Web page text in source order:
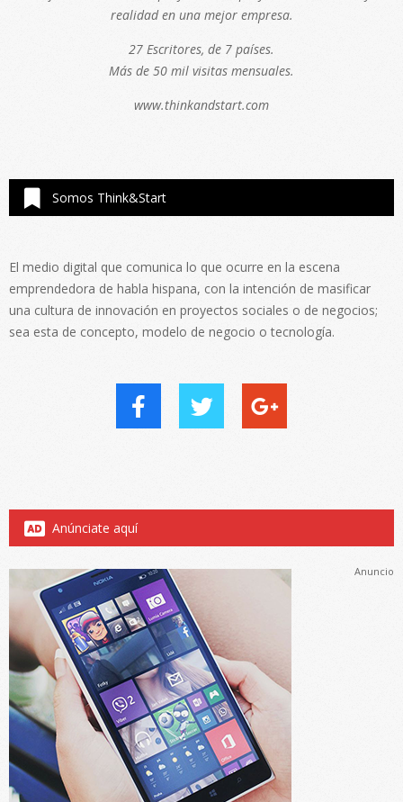
realidad en una mejor empresa.
27 Escritores, de 7 países.
Más de 50 mil visitas mensuales.
www.thinkandstart.com
Somos Think&Start
El medio digital que comunica lo que ocurre en la escena
emprendedora de habla hispana, con la intención de masificar
una cultura de innovación en proyectos sociales o de negocios;
sea esta de concepto, modelo de negocio o tecnología.
Anúnciate aquí
Anuncio